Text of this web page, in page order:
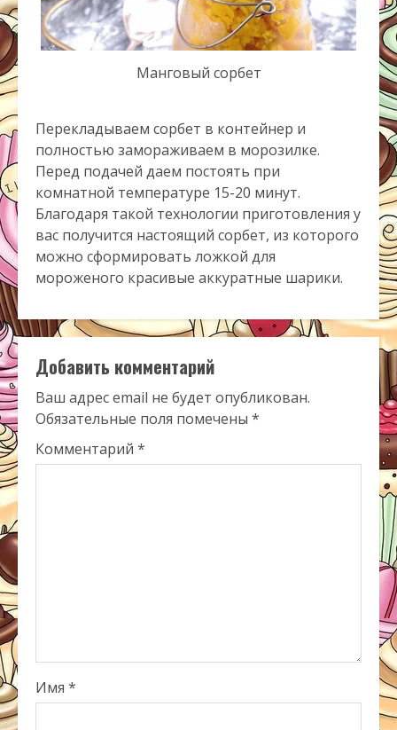
Манговый сорбет
Перекладываем сорбет в контейнер и
полностью замораживаем в морозилке.
Перед подачей даем постоять при
комнатной температуре 15-20 минут.
Благодаря такой технологии приготовления у
вас получится настоящий сорбет, из которого
можно сформировать ложкой для
мороженого красивые аккуратные шарики.
Добавить комментарий
Ваш адрес email не будет опубликован.
Обязательные поля помечены *
Комментарий *
Имя *